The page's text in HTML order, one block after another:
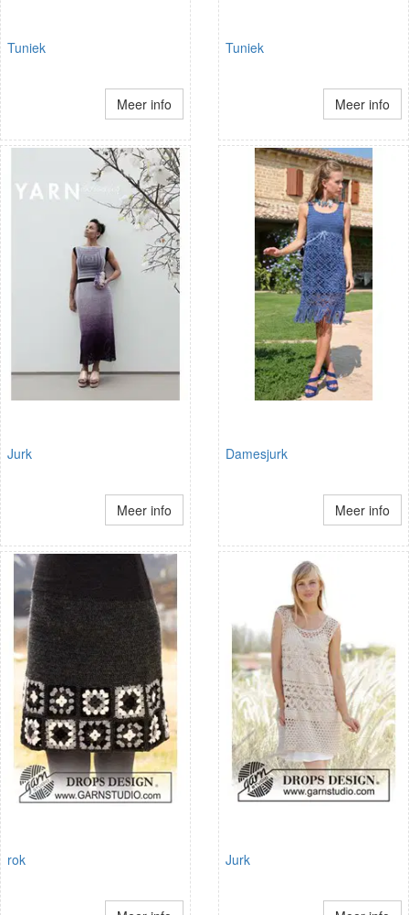
Tuniek
Meer info
Tuniek
Meer info
Jurk
Meer info
Damesjurk
Meer info
rok Jurk